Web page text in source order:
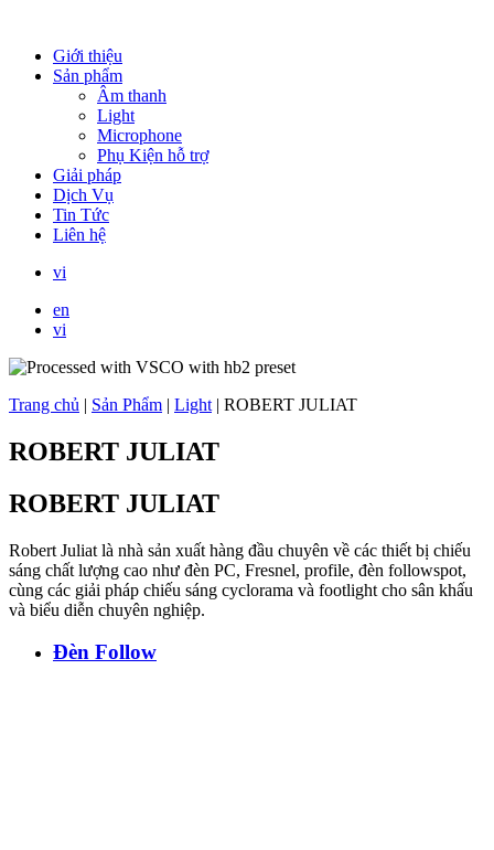
Giới thiệu
Sản phẩm
Âm thanh
Light
Microphone
Phụ Kiện hỗ trợ
Giải pháp
Dịch Vụ
Tin Tức
Liên hệ
vi
en
vi
Trang chủ | Sản Phẩm | Light | ROBERT JULIAT
ROBERT JULIAT
ROBERT JULIAT
Robert Juliat là nhà sản xuất hàng đầu chuyên về các thiết bị chiếu
sáng chất lượng cao như đèn PC, Fresnel, profile, đèn followspot,
cùng các giải pháp chiếu sáng cyclorama và footlight cho sân khấu
và biểu diễn chuyên nghiệp.
Đèn Follow